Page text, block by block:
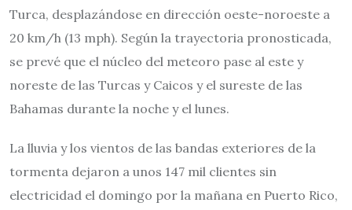
Turca, desplazándose en dirección oeste-noroeste a
20 km/h (13 mph). Según la trayectoria pronosticada,
se prevé que el núcleo del meteoro pase al este y
noreste de las Turcas y Caicos y el sureste de las
Bahamas durante la noche y el lunes.
La lluvia y los vientos de las bandas exteriores de la
tormenta dejaron a unos 147 mil clientes sin
electricidad el domingo por la mañana en Puerto Rico,